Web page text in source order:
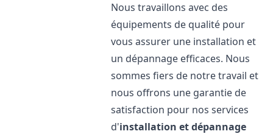
Nous travaillons avec des
équipements de qualité pour
vous assurer une installation et
un dépannage efficaces. Nous
sommes fiers de notre travail et
nous offrons une garantie de
satisfaction pour nos services
d'installation et dépannage